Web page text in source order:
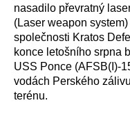
nasadilo převratný
(Laser weapon
společnosti Kratos
konce letošního srpna
USS Ponce (AFSB(I)-
vodách Perského
terénu.